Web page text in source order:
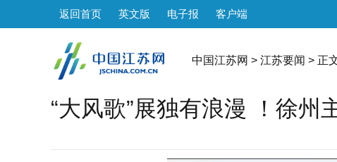
返回首页 英文版 电子报 客户端
中国江苏网 > 江苏要闻 > 正
“大风歌”展独有浪漫 ！徐